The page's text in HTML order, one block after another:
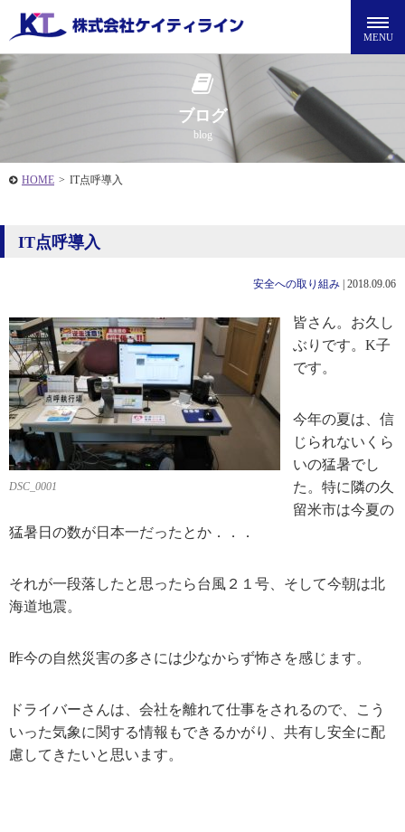
ブログ
blog
HOME > IT点呼導入
IT点呼導入
安全への取り組み 2018.09.06
DSC_0001
皆さん。お久し
ぶりです。K子
です。
今年の夏は、信
じられないくら
いの猛暑でし
た。特に隣の久
留米市は今夏の
猛暑日の数が日本一だったとか．．．
それが一段落したと思ったら台風２１号、そして今朝は北
海道地震。
昨今の自然災害の多さには少なからず怖さを感じます。
ドライバーさんは、会社を離れて仕事をされるので、こう
いった気象に関する情報もできるかがり、共有し安全に配
慮してきたいと思います。